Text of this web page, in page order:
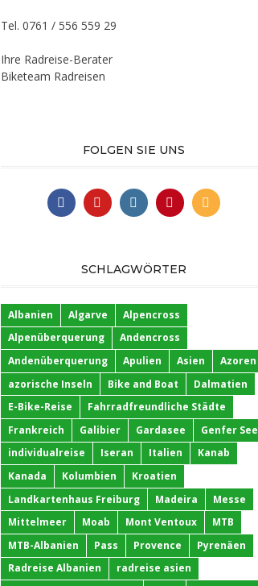
Tel. 0761 / 556 559 29
Ihre Radreise-Berater
Biketeam Radreisen
FOLGEN SIE UNS
SCHLAGWÖRTER
Albanien Algarve
Alpencross
Alpenüberquerung
Andencross
Andenüberquerung
Apulien Asien
Azoren
azorische Inseln
Bike and Boat
Dalmatien
E-Bike-Reise
Fahrradfreundliche Städte
Frankreich
Galibier Gardasee
Genfer See
individualreise
Iseran Italien
Kanab
Kanada
Kolumbien
Kroatien
Landkartenhaus Freiburg
Madeira
Messe
Mittelmeer
Moab Mont Ventoux
MTB
MTB-Albanien
Pass Provence
Pyrenäen
Radreise Albanien
radreise asien